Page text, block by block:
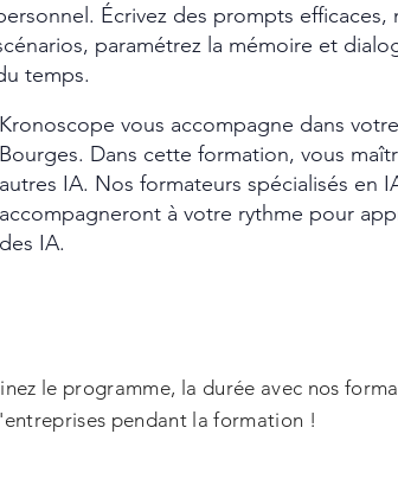
Écrivez des prompts efficaces,
paramétrez la mémoire et
temps.
Kronoscope vous accompagne dans
Bourges. Dans cette formation, vous
autres IA. Nos formateurs spécialisés en
accompagneront à votre rythme pour
des IA.
le programme, la durée avec nos
pendant la formation !